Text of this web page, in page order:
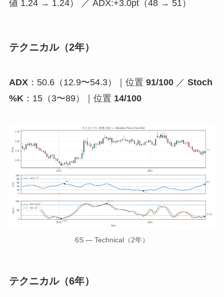
値 1.24 → 1.24） ／ ADX:+3.0pt（48 → 51）
テクニカル（2年）
ADX：50.6（12.9〜54.3）｜位置 91/100／ Stoch
%K ：15（3〜89）｜位置 14/100
6S — Technical（2年）
テクニカル（6年）